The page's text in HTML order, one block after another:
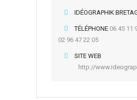
IDÉOGRAPHIK
TÉLÉPHONE 06 45 11
02 96 47 22 05
SITE WEB
http://